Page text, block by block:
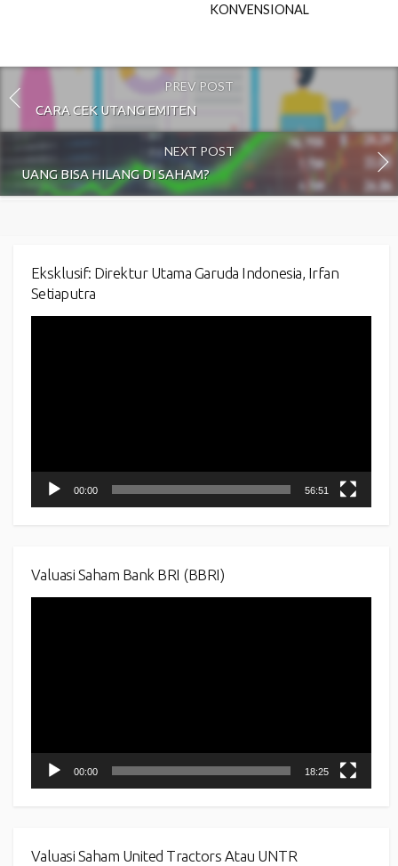
KONVENSIONAL
PREV POST
CARA CEK UTANG EMITEN
NEXT POST
UANG BISA HILANG DI SAHAM?
Eksklusif: Direktur Utama Garuda Indonesia, Irfan
Setiaputra
00:00 56:51
Valuasi Saham Bank BRI (BBRI)
00:00 18:25
Valuasi Saham United Tractors Atau UNTR